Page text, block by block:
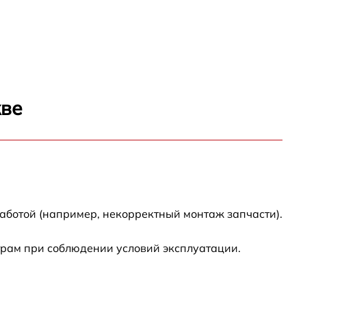
(например, некорректный монтаж запчасти).
при соблюдении условий эксплуатации.